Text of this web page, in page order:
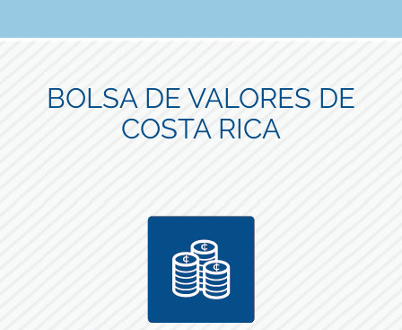
BOLSA DE VALORES DE
COSTA RICA